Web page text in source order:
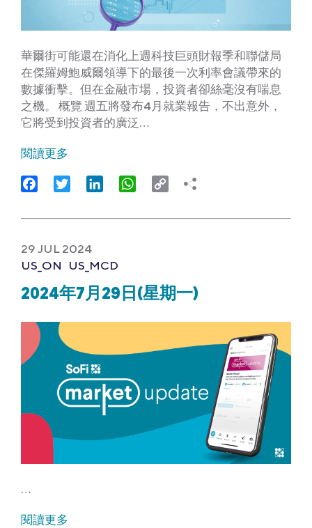
華爾街可能還在消化上週科技巨頭財報季和聯儲局
在傑羅姆鮑威爾領導下的最後一次利率會議帶來的
數據衝擊。但在金融市場，投資者卻絲毫沒有喘息
之機。 概覽 週五將發布4月就業報告，不出意外，
它將受到投資者的廣泛…
閱讀更多
FacebookTwitter LinkedIn WhatsApp
Copy
29 JUL 2024
US_ON
US_MCD
2024年7月29日(星期一)
…
閱讀更多